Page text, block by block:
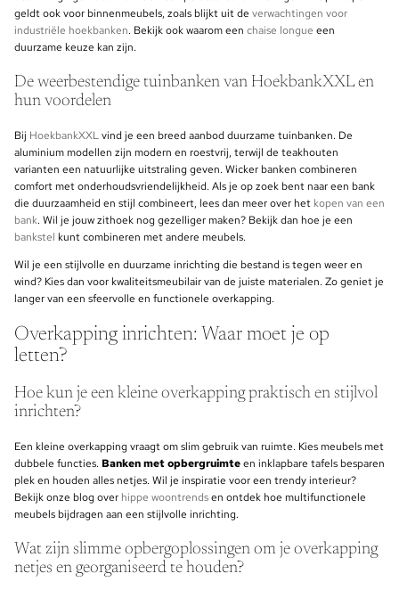
geldt ook voor binnenmeubels, zoals blijkt uit de verwachtingen voor
industriële hoekbanken. Bekijk ook waarom een chaise longue een
duurzame keuze kan zijn.
De weerbestendige tuinbanken van HoekbankXXL en
hun voordelen
Bij HoekbankXXLvind je een breed aanbod duurzame tuinbanken. De
aluminium modellen zijn modern en roestvrij, terwijl de teakhouten
varianten een natuurlijke uitstraling geven. Wicker banken combineren
comfort met onderhoudsvriendelijkheid. Als je op zoek bent naar een bank
die duurzaamheid en stijl combineert, lees dan meer over het kopen van een
bank. Wil je jouw zithoek nog gezelliger maken? Bekijk dan hoe je een
bankstel kunt combineren met andere meubels.
Wil je een stijlvolle en duurzame inrichting die bestand is tegen weer en
wind? Kies dan voor kwaliteitsmeubilair van de juiste materialen. Zo geniet je
langer van een sfeervolle en functionele overkapping.
Overkapping inrichten: Waar moet je op
letten?
Hoe kun je een kleine overkapping praktisch en stijlvol
inrichten?
Een kleine overkapping vraagt om slim gebruik van ruimte. Kies meubels met
dubbele functies. Banken met opbergruimteen inklapbare tafels besparen
plek en houden alles netjes. Wil je inspiratie voor een trendy interieur?
Bekijk onze blog over hippe woontrendsen ontdek hoe multifunctionele
meubels bijdragen aan een stijlvolle inrichting.
Wat zijn slimme opbergoplossingen om je overkapping
netjes en georganiseerd te houden?